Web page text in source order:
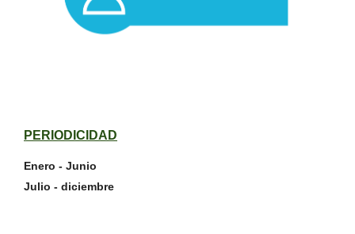
PERIODICIDAD
Enero - Junio
Julio - diciembre